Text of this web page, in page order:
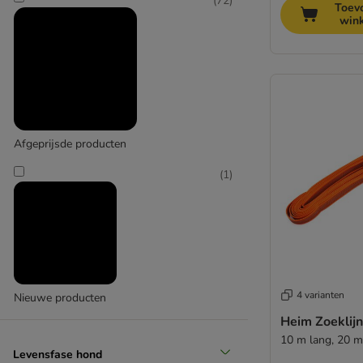
Groot 26 - 44 kg
Extra groot > 45 kg
Afgeprijsde producten
Nieuwe producten
(1)
Levensfase hond
4 varianten
Heim
10 m lang, 20